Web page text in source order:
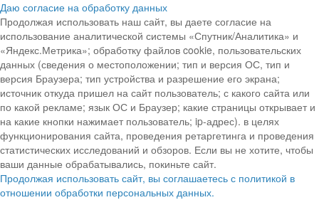
Даю согласие на обработку данных
Продолжая использовать наш сайт, вы даете согласие на
использование аналитической системы «Спутник/Аналитика» и
«Яндекс.Метрика»; обработку файлов cookie, пользовательских
данных (сведения о местоположении; тип и версия ОС, тип и
версия Браузера; тип устройства и разрешение его экрана;
источник откуда пришел на сайт пользователь; с какого сайта или
по какой рекламе; язык ОС и Браузер; какие страницы открывает и
на какие кнопки нажимает пользователь; ip-адрес). в целях
функционирования сайта, проведения ретаргетинга и проведения
статистических исследований и обзоров. Если вы не хотите, чтобы
ваши данные обрабатывались, покиньте сайт.
Продолжая использовать сайт, вы соглашаетесь с политикой в
отношении обработки персональных данных.